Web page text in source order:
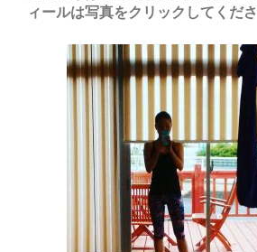
ィールは写真をクリックしてくださ